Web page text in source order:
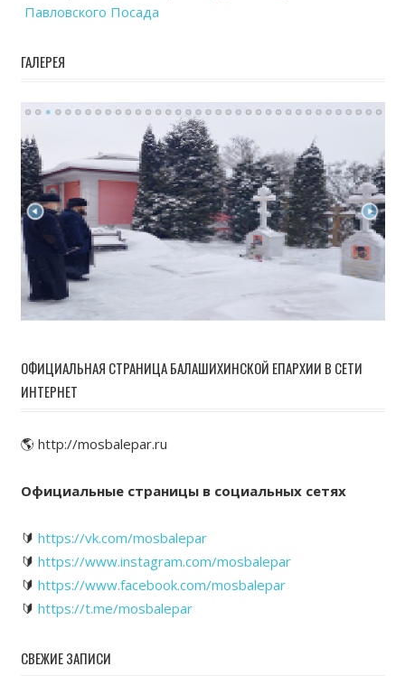
Павловского Посада
ГАЛЕРЕЯ
ОФИЦИАЛЬНАЯ СТРАНИЦА БАЛАШИХИНСКОЙ ЕПАРХИИ В СЕТИ
ИНТЕРНЕТ
🌎 http://mosbalepar.ru
Официальные страницы в социальных сетях
🔰 https://vk.com/mosbalepar
🔰 https://www.instagram.com/mosbalepar
🔰 https://www.facebook.com/mosbalepar
🔰 https://t.me/mosbalepar
СВЕЖИЕ ЗАПИСИ